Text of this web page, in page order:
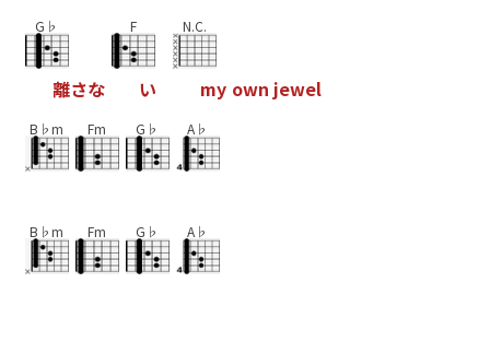
G♭
離さな
F
い
N.C.
my own jewel
B♭m Fm G♭ A♭
B♭m Fm G♭ A♭